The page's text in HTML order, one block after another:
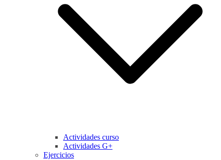
Actividades curso
Actividades G+
Ejercicios